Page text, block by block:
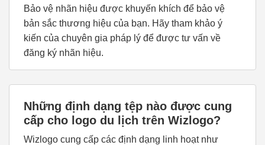
Bảo vệ nhãn hiệu được khuyến khích để bảo vệ
bản sắc thương hiệu của bạn. Hãy tham khảo ý
kiến của chuyên gia pháp lý để được tư vấn về
đăng ký nhãn hiệu.
Những định dạng tệp nào được cung
cấp cho logo du lịch trên Wizlogo?
Wizlogo cung cấp các định dạng linh hoạt như